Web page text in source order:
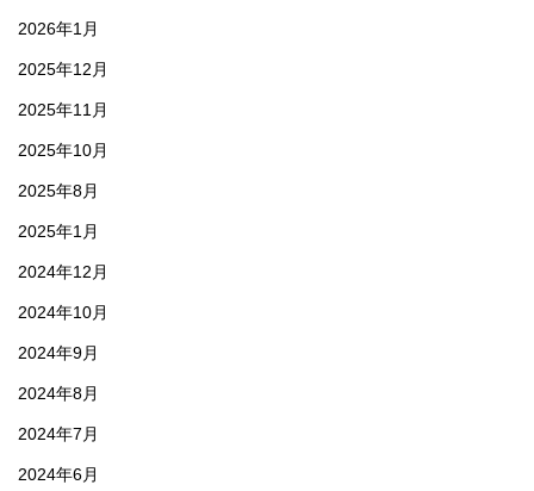
2026年1月
2025年12月
2025年11月
2025年10月
2025年8月
2025年1月
2024年12月
2024年10月
2024年9月
2024年8月
2024年7月
2024年6月